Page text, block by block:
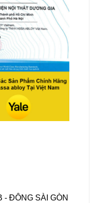
- ĐÔNG SÀI GÒN